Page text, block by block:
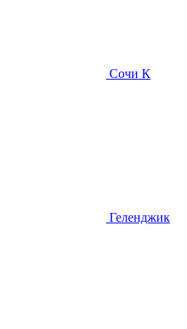
Сочи К
Геленджик